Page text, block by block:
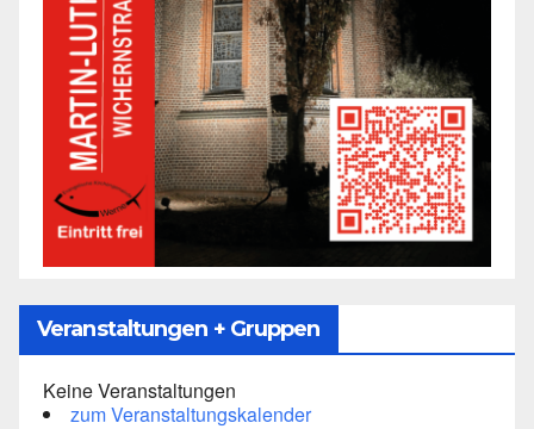
Veranstaltungen + Gruppen
Keine Veranstaltungen
zum Veranstaltungskalender